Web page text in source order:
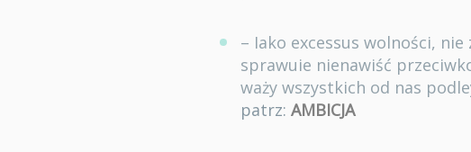
– Iako excessus wolności,
sprawuie nienawiść
waży wszystkich od nas
patrz: AMBICJA